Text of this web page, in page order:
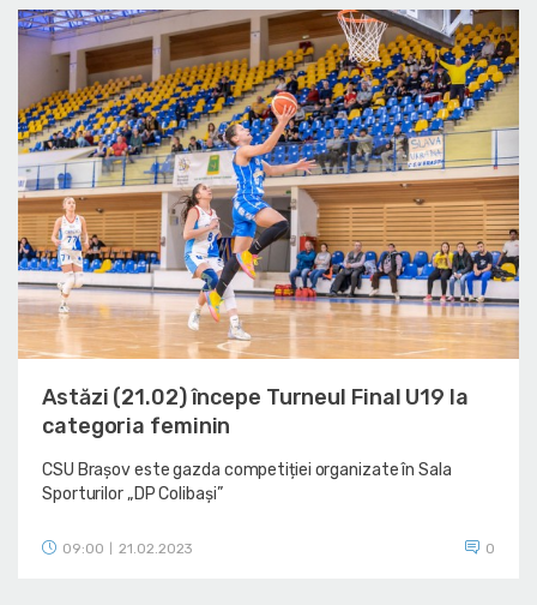
Astăzi (21.02) începe Turneul Final U19 la
categoria feminin
CSU Brașov este gazda competiției organizate în Sala
Sporturilor „DP Colibași”
09:00 21.02.2023 0